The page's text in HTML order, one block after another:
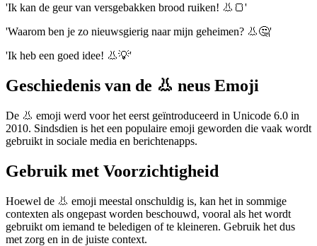
'Ik kan de geur van versgebakken brood ruiken! 👃🍞'
'Waarom ben je zo nieuwsgierig naar mijn geheimen? 👃🤔'
'Ik heb een goed idee! 👃💡'
Geschiedenis van de 👃 neus Emoji
De 👃 emoji werd voor het eerst geïntroduceerd in Unicode 6.0 in
2010. Sindsdien is het een populaire emoji geworden die vaak wordt
gebruikt in sociale media en berichtenapps.
Gebruik met Voorzichtigheid
Hoewel de 👃 emoji meestal onschuldig is, kan het in sommige
contexten als ongepast worden beschouwd, vooral als het wordt
gebruikt om iemand te beledigen of te kleineren. Gebruik het dus
met zorg en in de juiste context.